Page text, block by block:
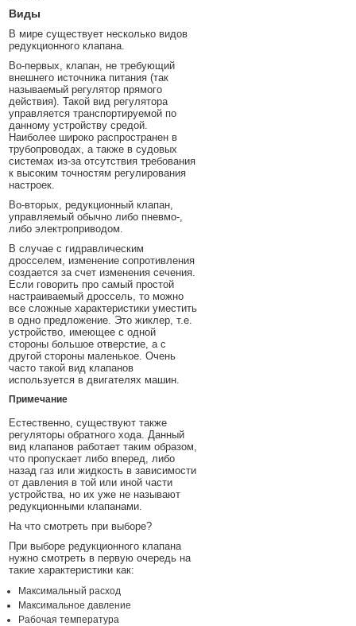
Виды
В мире существует несколько видов
редукционного клапана.
Во-первых, клапан, не требующий
внешнего источника питания (так
называемый регулятор прямого
действия). Такой вид регулятора
управляется транспортируемой по
данному устройству средой.
Наиболее широко распространен в
трубопроводах, а также в судовых
системах из-за отсутствия требования
к высоким точностям регулирования
настроек.
Во-вторых, редукционный клапан,
управляемый обычно либо пневмо-,
либо электроприводом.
В случае с гидравлическим
дросселем, изменение сопротивления
создается за счет изменения сечения.
Если говорить про самый простой
настраиваемый дроссель, то можно
все сложные характеристики уместить
в одно предложение. Это жиклер, т.е.
устройство, имеющее с одной
стороны большое отверстие, а с
другой стороны маленькое. Очень
часто такой вид клапанов
используется в двигателях машин.
Примечание
Естественно, существуют также
регуляторы обратного хода. Данный
вид клапанов работает таким образом,
что пропускает либо вперед, либо
назад газ или жидкость в зависимости
от давления в той или иной части
устройства, но их уже не называют
редукционными клапанами.
На что смотреть при выборе?
При выборе редукционного клапана
нужно смотреть в первую очередь на
такие характеристики как:
Максимальный расход
Максимальное давление
Рабочая температура